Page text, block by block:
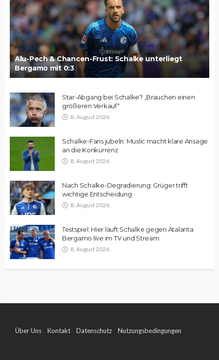
Alu-Pech & Chancen-Frust: Schalke unterliegt
Bergamo mit 0:3
Star-Abgang bei Schalke? „Brauchen einen
größeren Verkauf“
8. August 2026
Schalke-Fans jubeln: Muslic macht klare Ansage
an die Konkurrenz
8. August 2026
Nach Schalke-Degradierung: Grüger trifft
wichtige Entscheidung
8. August 2026
Testspiel: Hier läuft Schalke gegen Atalanta
Bergamo live im TV und Stream
8. August 2026
Über Uns Kontakt Datenschutz Nutzungsbedingungen